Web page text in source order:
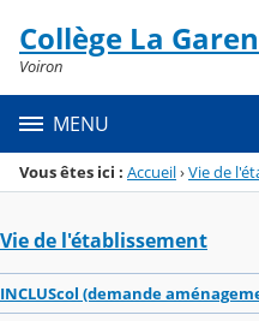
Menu de la rubrique
Contenu
Collège La
Voiron
MENU
Vous êtes ici : Accueil›Vie de
Vie de l'établissement
INCLUScol (demande